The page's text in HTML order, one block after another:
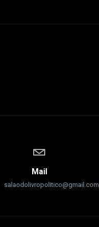
Mail
salaodolivropolitico@gmail.com